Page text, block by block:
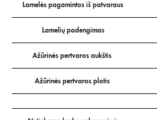
Lamelės pagamintos iš patvaraus
Lamelių padengimas
Ažūrinės pertvaros aukštis
Ažūrinės pertvaros plotis